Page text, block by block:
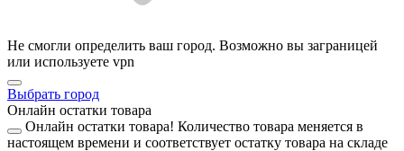
Не смогли определить ваш город. Возможно вы заграницей
или используете vpn
Выбрать город
Онлайн остатки товара
Онлайн остатки товара! Количество товара меняется в
настоящем времени и соответствует остатку товара на складе